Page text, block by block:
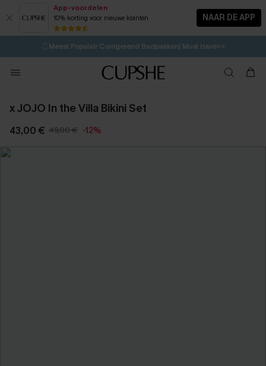
App-voordelen
10% korting voor nieuwe klanten NAAR DE APP
⚡️LAATSTE KANS | Tot 50% korting>>
🩱Meest Populair Corrigerend Badpakken| Must Have>>
💌Abonneer je & ontvang tot 15% korting>>
Koop 3, krijg 15% korting | CODE: SW15
x JOJO In the Villa Bikini Set
43,00 € 49,00 € -12%